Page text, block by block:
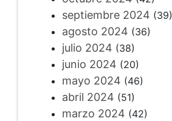
septiembre 2024 (39)
agosto 2024 (36)
julio 2024 (38)
junio 2024 (20)
mayo 2024 (46)
abril 2024 (51)
marzo 2024 (42)